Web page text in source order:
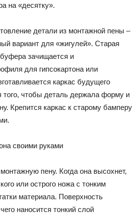
на «десятку».
детали из монтажной пены –
вариант для «жигулей». Старая
зачищается и
для гипсокартона или
каркас будущего
чтобы деталь держала форму и
Крепится каркас к старому бамперу
пену. Когда она высохнет,
или острого ножа с тонким
материала. Поверхность
наносится тонкий слой